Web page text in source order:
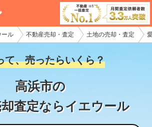
ール 不動産売却・査定 土地の売却・査定
て、売ったらいくら？
高浜市の
査定ならイエウール
の不動産会社様
査定